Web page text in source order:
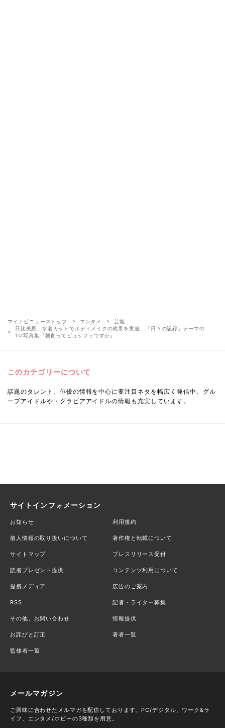
マイナビニューストップ エンタメ
芸能
日比美思、水着カットでボディメイクの成果を実感 「日々の記録」テーマの
1st写真集『朝食ってビュッフェですか』
このカテゴリーについて
話題のタレント、俳優の情報を中心に要注目ネタを幅広く発信中。グル
ープアイドルや・グラビアアイドルの情報も充実しています。
サイトインフォメーション
お知らせ 利用規約
個人情報の取り扱いについて 著作権と転載について
サイトマップ プレスリリース受付
読者プレゼント提供 コンテンツ利用について
提携メディア 広告のご案内
RSS 記者・ライター募集
その他、お問い合わせ 情報提供
お詫びと訂正 著者一覧
監修者一覧
メールマガジン
ご興味に合わせたメルマガを配信しております。PC/デジタル、ワーク&ラ
イフ、エンタメ/ホビーの3種類を用意。